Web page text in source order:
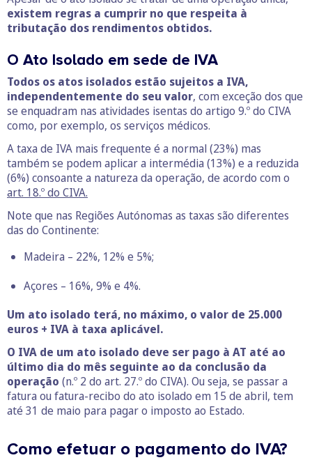
existem regras a cumprir no que respeita à
tributação dos rendimentos obtidos.
O Ato Isolado em sede de IVA
Todos os atos isolados estão sujeitos a IVA,
independentemente do seu valor, com exceção dos que
se enquadram nas atividades isentas do artigo 9.º do CIVA
como, por exemplo, os serviços médicos.
A taxa de IVA mais frequente é a normal (23%) mas
também se podem aplicar a intermédia (13%) e a reduzida
(6%) consoante a natureza da operação, de acordo com o
art. 18.º do CIVA.
Note que nas Regiões Autónomas as taxas são diferentes
das do Continente:
Madeira – 22%, 12% e 5%;
Açores – 16%, 9% e 4%.
Um ato isolado terá, no máximo, o valor de 25.000
euros + IVA à taxa aplicável.
O IVA de um ato isolado deve ser pago à AT até ao
último dia do mês seguinte ao da conclusão da
operação (n.º 2 do art. 27.º do CIVA). Ou seja, se passar a
fatura ou fatura-recibo do ato isolado em 15 de abril, tem
até 31 de maio para pagar o imposto ao Estado.
Como efetuar o pagamento do IVA?